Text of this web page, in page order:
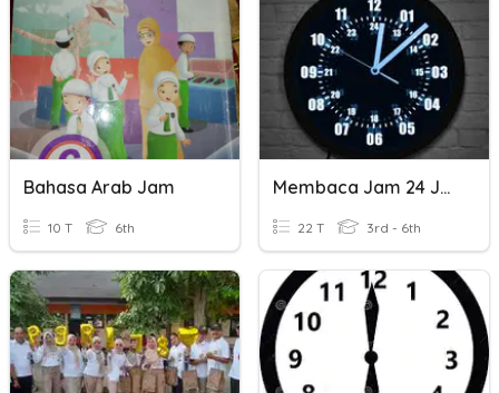
Bahasa Arab Jam
10 T 6th
Membaca Jam 24 Jam
22 T 3rd - 6th